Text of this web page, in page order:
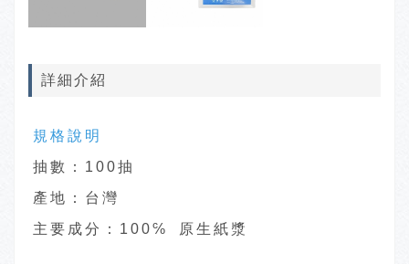
詳細介紹
規格說明
抽數：100抽
產地：台灣
主要成分：100℅ 原生紙漿